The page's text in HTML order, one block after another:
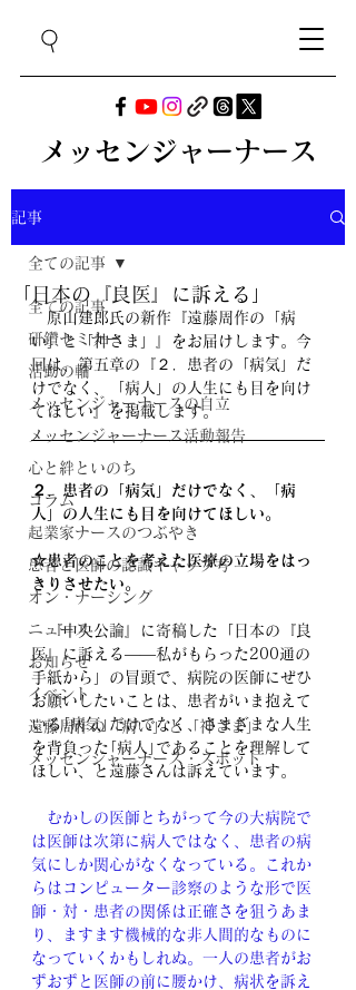
メッセンジャーナース
記事
全ての記事
研鑽セミナー
活動の輪
メッセンジャーナースの自立
メッセンジャーナース活動報告
心と絆といのち
コラム
起業家ナースのつぶやき
患者と医師の認識ギャップ考
オン・ナーシング
ニュース
お知らせ
イベント
遠藤周作の「病い」と「神さま」
メッセンジャーナース・スポット
全ての記事
「日本の『良医』に訴える」
原山建郎氏の新作『遠藤周作の「病
い」と「神さま」』をお届けします。今
回は、第五章の『２．患者の「病気」だ
けでなく、「病人」の人生にも目を向け
てほしい』を掲載します。
２．患者の「病気」だけでなく、「病
人」の人生にも目を向けてほしい。
☆患者のことを考えた医療の立場をはっ
きりさせたい。
『中央公論』に寄稿した「日本の『良
医』に訴える――私がもらった200通の
手紙から」の冒頭で、病院の医師にぜひ
お願いしたいことは、患者がいま抱えて
いる｢病気｣だけでなく、さまざまな人生
を背負った｢病人｣であることを理解して
ほしい、と遠藤さんは訴えています。
むかしの医師とちがって今の大病院で
は医師は次第に病人ではなく、患者の病
気にしか関心がなくなっている。これか
らはコンピューター診察のような形で医
師・対・患者の関係は正確さを狙うあま
り、ますます機械的な非人間的なものに
なっていくかもしれぬ。一人の患者がお
ずおずと医師の前に腰かけ、病状を訴え